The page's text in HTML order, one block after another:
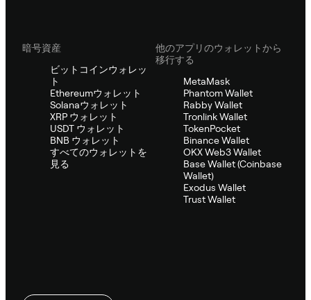
暗号資産
ビットコインウォレッ
ト
Ethereumウォレット
Solanaウォレット
XRP ウォレット
USDT ウォレット
BNB ウォレット
すべてのウォレットを
見る
他のアプリのウォレットから
移行する
MetaMask
Phantom Wallet
Rabby Wallet
Tronlink Wallet
TokenPocket
Binance Wallet
OKX Web3 Wallet
Base Wallet (Coinbase
Wallet)
Exodus Wallet
Trust Wallet